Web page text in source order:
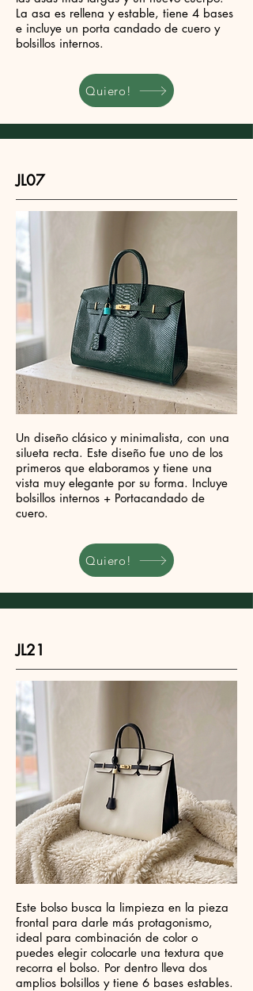
La asa es rellena y estable, tiene 4 bases
e incluye un porta candado de cuero y
bolsillos internos.
Quiero!
JL07
Un diseño clásico y minimalista, con una
silueta recta. Este diseño fue uno de los
primeros que elaboramos y tiene una
vista muy elegante por su forma. Incluye
bolsillos internos + Portacandado de
cuero.
Quiero!
JL21
Este bolso busca la limpieza en la pieza
frontal para darle más protagonismo,
ideal para combinación de color o
puedes elegir colocarle una textura que
recorra el bolso. Por dentro lleva dos
amplios bolsillos y tiene 6 bases estables.